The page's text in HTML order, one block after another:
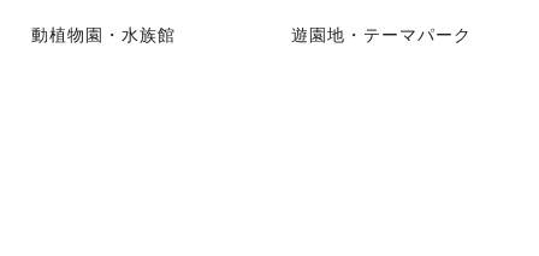
動植物園・水族館 遊園地・テーマパーク